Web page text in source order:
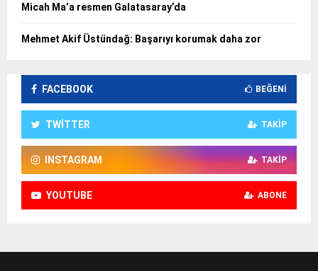
Micah Ma’a resmen Galatasaray’da
Mehmet Akif Üstündağ: Başarıyı korumak daha zor
FACEBOOK BEĞENI
TWITTER TAKIP
INSTAGRAM TAKIP
YOUTUBE ABONE